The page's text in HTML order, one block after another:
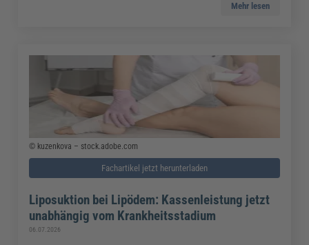
Mehr lesen
© kuzenkova – stock.adobe.com
Fachartikel jetzt herunterladen
Liposuktion bei Lipödem: Kassenleistung jetzt
unabhängig vom Krankheitsstadium
06.07.2026